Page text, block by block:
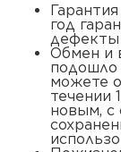
год
дефекты
Обмен и
подошло
можете
течении
новым, с